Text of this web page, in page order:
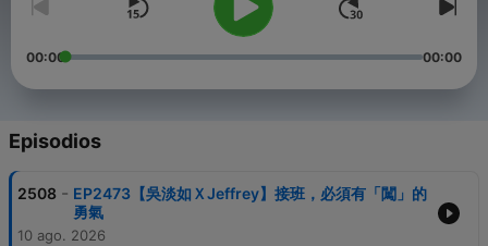
00:00 00:00
Episodios
2508 - EP2473【吳淡如ＸJeffrey】接班，必須有「闖」的
勇氣
10 ago. 2026